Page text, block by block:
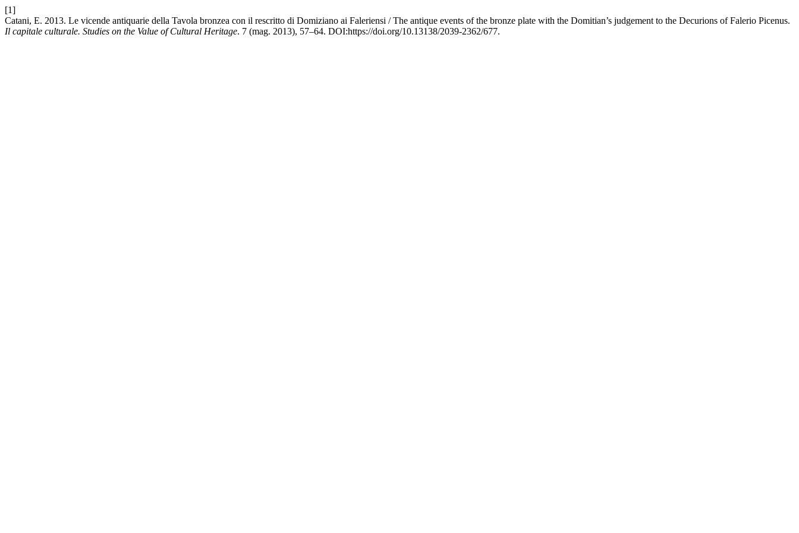
[1]
Catani, E. 2013. Le vicende antiquarie della Tavola bronzea con il rescritto di Domiziano ai Faleriensi / The antique events of the bronze plate with the Domitian’s judgement to the Decurions of Falerio Picenus.
Il capitale culturale. Studies on the Value of Cultural Heritage. 7 (mag. 2013), 57–64. DOI:https://doi.org/10.13138/2039-2362/677.